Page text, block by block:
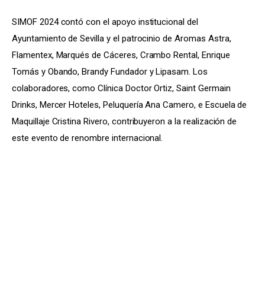
SIMOF 2024 contó con el apoyo institucional del
Ayuntamiento de Sevilla y el patrocinio de Aromas Astra,
Flamentex, Marqués de Cáceres, Crambo Rental, Enrique
Tomás y Obando, Brandy Fundador y Lipasam. Los
colaboradores, como Clínica Doctor Ortiz, Saint Germain
Drinks, Mercer Hoteles, Peluquería Ana Camero, e Escuela de
Maquillaje Cristina Rivero, contribuyeron a la realización de
este evento de renombre internacional.